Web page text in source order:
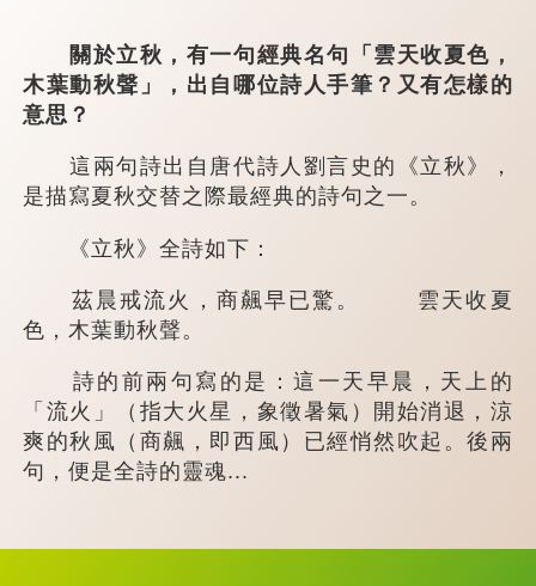
關於立秋，有一句經典名句「雲天收夏色，
木葉動秋聲」，出自哪位詩人手筆？又有怎樣的
意思？
這兩句詩出自唐代詩人劉言史的《立秋》，
是描寫夏秋交替之際最經典的詩句之一。
《立秋》全詩如下：
茲晨戒流火，商飆早已驚。 雲天收夏
色，木葉動秋聲。
詩的前兩句寫的是：這一天早晨，天上的
「流火」（指大火星，象徵暑氣）開始消退，涼
爽的秋風（商飆，即西風）已經悄然吹起。後兩
句，便是全詩的靈魂...